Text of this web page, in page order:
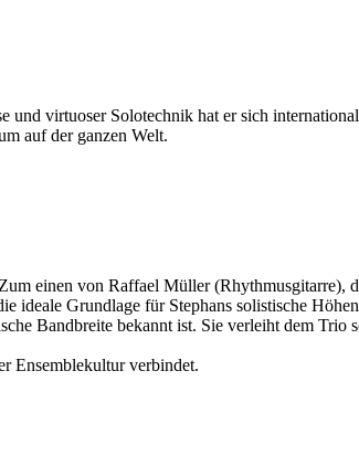
virtuoser Solotechnik hat er sich
auf der ganzen Welt.
einen von Raffael Müller (Rhythmusgitarre),
ideale Grundlage für Stephans solistische
Bandbreite bekannt ist. Sie verleiht dem Trio
Ensemblekultur verbindet.